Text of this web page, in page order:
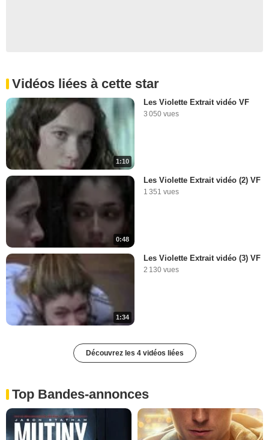
Vidéos liées à cette star
1:10
Les Violette Extrait vidéo VF
3 050 vues
0:48
Les Violette Extrait vidéo (2) VF
1 351 vues
1:34
Les Violette Extrait vidéo (3) VF
2 130 vues
Découvrez les 4 vidéos liées
Top Bandes-annonces